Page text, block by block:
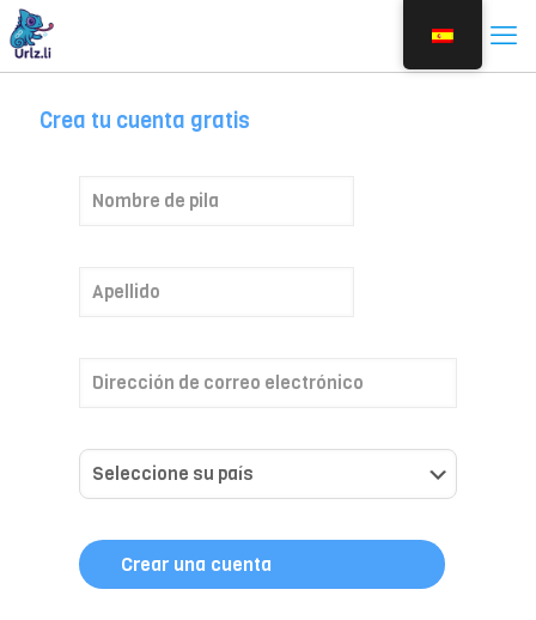
Crea tu cuenta gratis
Crear una cuenta